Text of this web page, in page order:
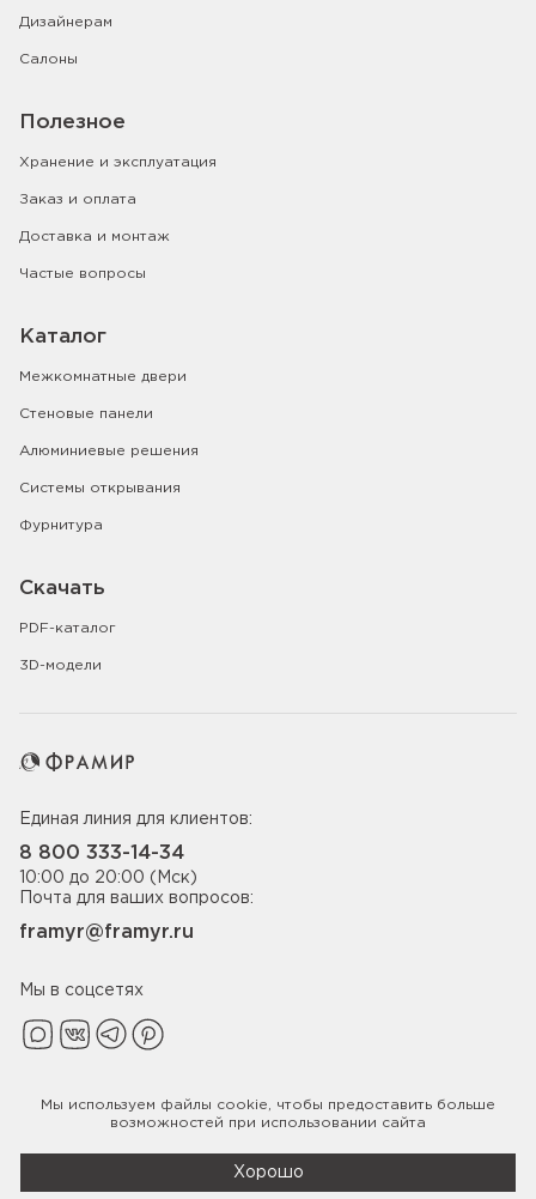
Дизайнерам
Салоны
Полезное
Хранение и эксплуатация
Заказ и оплата
Доставка и монтаж
Частые вопросы
Каталог
Межкомнатные двери
Стеновые панели
Алюминиевые решения
Системы открывания
Фурнитура
Скачать
PDF-каталог
3D-модели
Единая линия для клиентов:
8 800 333-14-34
10:00 до 20:00 (Мск)
Почта для ваших вопросов:
framyr@framyr.ru
Мы в соцсетях
Политика конфиденциальности
Мы используем файлы cookie , чтобы предоставить больше
возможностей при использовании сайта
Хорошо